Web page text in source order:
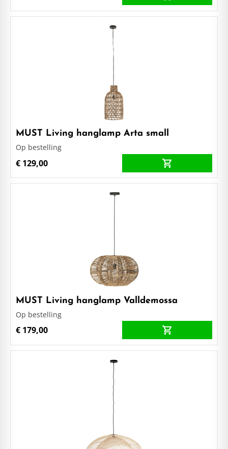
MUST Living hanglamp Arta small
Op bestelling
€ 129,00
MUST Living hanglamp Valldemossa
Op bestelling
€ 179,00